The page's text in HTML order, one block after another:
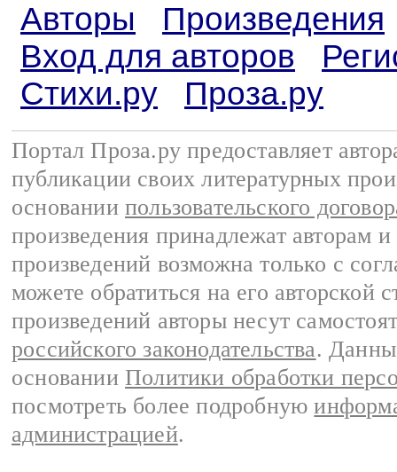
Авторы
Произведения
Вход для авторов
Стихи.ру
Проза.ру
Портал Проза.ру предоставляет
публикации своих литературных
основании пользовательского
произведения принадлежат авторам
произведений возможна только с
можете обратиться на его авторской
произведений авторы несут
российского законодательства.
основании Политики обработки
посмотреть более подробную
администрацией.